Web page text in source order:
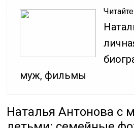
муж, фильмы
Наталья Антонова с